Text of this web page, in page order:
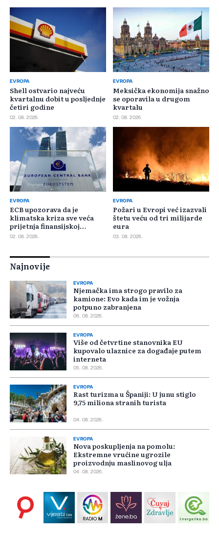
EVROPA
Shell ostvario najveću
kvartalnu dobit u posljednje
četiri godine
02. 08. 2026.
EVROPA
Meksička ekonomija snažno
se oporavila u drugom
kvartalu
02. 08. 2026.
EVROPA
ECB upozorava da je
klimatska kriza sve veća
prijetnja finansijskoj
stabilnosti
02. 08. 2026.
EVROPA
Požari u Evropi već izazvali
štetu veću od tri milijarde
eura
03. 08. 2026.
Najnovije
EVROPA
Njemačka ima strogo pravilo za
kamione: Evo kada im je vožnja
potpuno zabranjena
06. 08. 2026.
EVROPA
Više od četvrtine stanovnika EU
kupovalo ulaznice za događaje putem
interneta
05. 08. 2026.
EVROPA
Rast turizma u Španiji: U junu stiglo
9,75 miliona stranih turista
04. 08. 2026.
EVROPA
Nova poskupljenja na pomolu:
Ekstremne vrućine ugrozile
proizvodnju maslinovog ulja
04. 08. 2026.